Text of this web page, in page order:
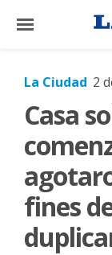
×
El
Mundo
La
Zona
La Ciudad 2
Casa
fines